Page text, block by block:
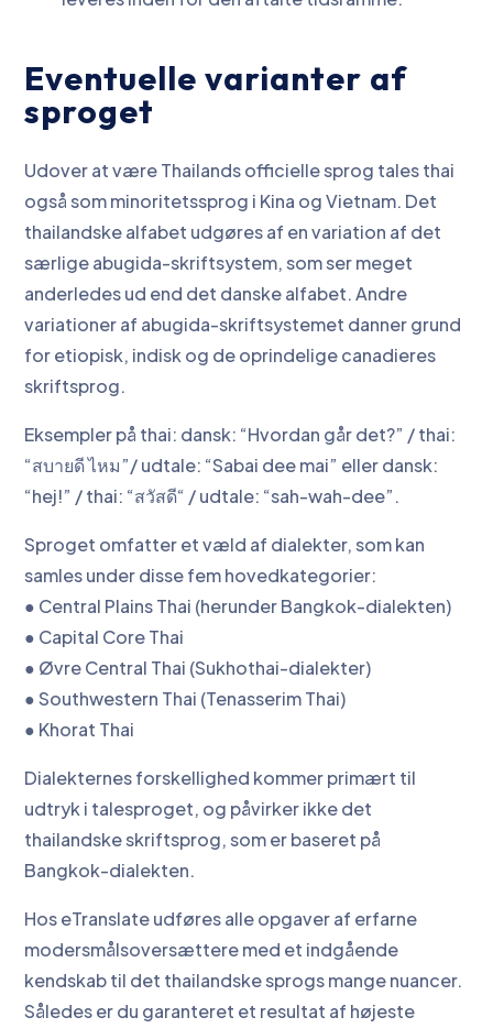
Eventuelle varianter af
sproget
Udover at være Thailands officielle sprog tales thai
også som minoritetssprog i Kina og Vietnam. Det
thailandske alfabet udgøres af en variation af det
særlige abugida-skriftsystem, som ser meget
anderledes ud end det danske alfabet. Andre
variationer af abugida-skriftsystemet danner grund
for etiopisk, indisk og de oprindelige canadieres
skriftsprog.
Eksempler på thai: dansk: “Hvordan går det?” / thai:
“สบายดี ไหม”/ udtale: “Sabai dee mai” eller dansk:
“hej!” / thai: “สวัสดี“ / udtale: “sah-wah-dee”.
Sproget omfatter et væld af dialekter, som kan
samles under disse fem hovedkategorier:
● Central Plains Thai (herunder Bangkok-dialekten)
● Capital Core Thai
● Øvre Central Thai (Sukhothai-dialekter)
● Southwestern Thai (Tenasserim Thai)
● Khorat Thai
Dialekternes forskellighed kommer primært til
udtryk i talesproget, og påvirker ikke det
thailandske skriftsprog, som er baseret på
Bangkok-dialekten.
Hos eTranslate udføres alle opgaver af erfarne
modersmålsoversættere med et indgående
kendskab til det thailandske sprogs mange nuancer.
Således er du garanteret et resultat af højeste